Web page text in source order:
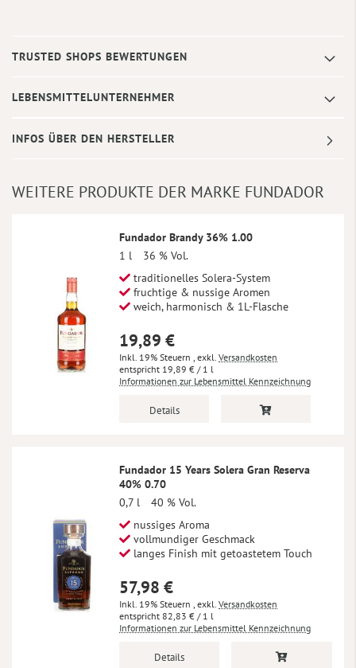
TRUSTED SHOPS BEWERTUNGEN
LEBENSMITTELUNTERNEHMER
INFOS ÜBER DEN HERSTELLER
WEITERE PRODUKTE DER MARKE FUNDADOR
Fundador Brandy 36% 1.00
1 l
36 % Vol.
traditionelles Solera-System
fruchtige & nussige Aromen
weich, harmonisch & 1L-Flasche
19,89 €
Inkl. 19% Steuern , exkl. Versandkosten
19,89 € / 1 l
Informationen zur Lebensmittel Kennzeichnung
Details
Fundador 15 Years Solera Gran Reserva
40% 0.70
0,7 l
40 % Vol.
nussiges Aroma
vollmundiger Geschmack
langes Finish mit getoastetem Touch
57,98 €
Inkl. 19% Steuern , exkl. Versandkosten
82,83 € / 1 l
Informationen zur Lebensmittel Kennzeichnung
Details